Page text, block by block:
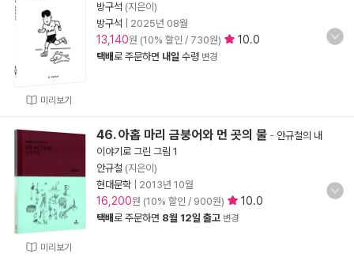
미리보기
방구석 (지은이)
방구석
2025년 08월
13,140원 (10% 할인 / 730원) 10.0
택배로 주문하면 내일 수령 변경
미리보기
46. 아홉 마리 금붕어와 먼 곳의 물 - 안규철의 내
이야기로 그린 그림 1
안규철 (지은이)
현대문학
2013년 10월
16,200원 (10% 할인 / 900원) 10.0
택배로 주문하면 8월 12일 출고 변경